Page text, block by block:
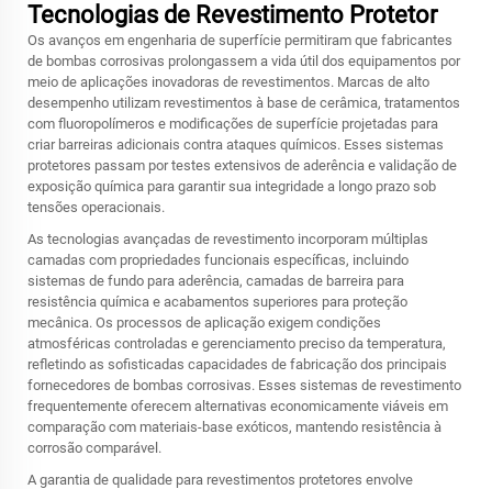
Tecnologias de Revestimento Protetor
Os avanços em engenharia de superfície permitiram que fabricantes
de bombas corrosivas prolongassem a vida útil dos equipamentos por
meio de aplicações inovadoras de revestimentos. Marcas de alto
desempenho utilizam revestimentos à base de cerâmica, tratamentos
com fluoropolímeros e modificações de superfície projetadas para
criar barreiras adicionais contra ataques químicos. Esses sistemas
protetores passam por testes extensivos de aderência e validação de
exposição química para garantir sua integridade a longo prazo sob
tensões operacionais.
As tecnologias avançadas de revestimento incorporam múltiplas
camadas com propriedades funcionais específicas, incluindo
sistemas de fundo para aderência, camadas de barreira para
resistência química e acabamentos superiores para proteção
mecânica. Os processos de aplicação exigem condições
atmosféricas controladas e gerenciamento preciso da temperatura,
refletindo as sofisticadas capacidades de fabricação dos principais
fornecedores de bombas corrosivas. Esses sistemas de revestimento
frequentemente oferecem alternativas economicamente viáveis em
comparação com materiais-base exóticos, mantendo resistência à
corrosão comparável.
A garantia de qualidade para revestimentos protetores envolve